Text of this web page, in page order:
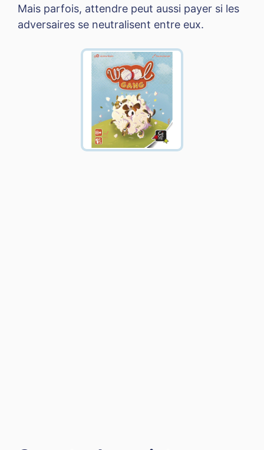
Mais parfois, attendre peut aussi payer si les
adversaires se neutralisent entre eux.